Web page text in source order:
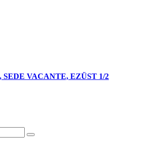
VACANTE, EZÜST 1/2